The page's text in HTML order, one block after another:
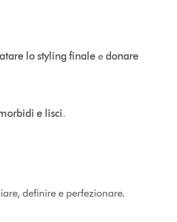
lo styling finaleedonare
e lisci.
definire e perfezionare.